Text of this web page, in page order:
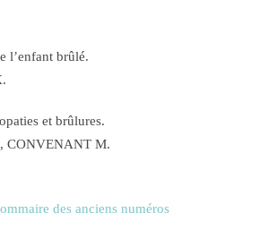
l’enfant brûlé.
et brûlures.
CONVENANT M.
des anciens numéros